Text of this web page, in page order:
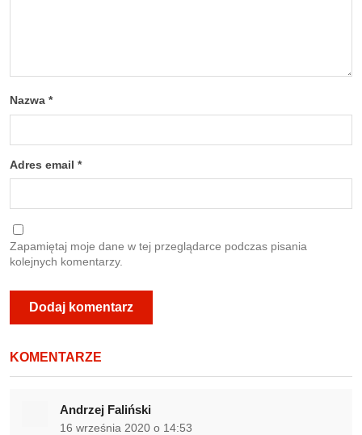
Nazwa *
Adres email *
Zapamiętaj moje dane w tej przeglądarce podczas pisania
kolejnych komentarzy.
KOMENTARZE
Andrzej Faliński
16 września 2020 o 14:53